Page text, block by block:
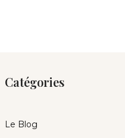
Catégories
Le Blog